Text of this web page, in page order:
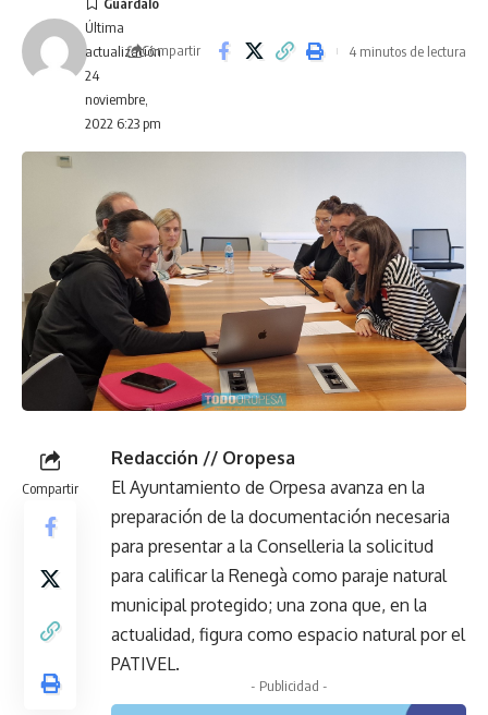
Última
actualización
24
noviembre,
2022 6:23 pm
Compartir 4 minutos de lectura
Compartir
Redacción // Oropesa
El Ayuntamiento de Orpesa avanza en la
preparación de la documentación necesaria
para presentar a la Conselleria la solicitud
para calificar la Renegà como paraje natural
municipal protegido; una zona que, en la
actualidad, figura como espacio natural por el
PATIVEL.
- Publicidad -